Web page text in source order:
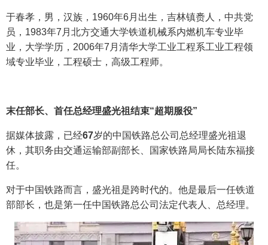
于春孝，男，汉族，1960年6月出生，吉林镇赉人，中共党
员，1983年7月北方交通大学铁道机械系内燃机车专业毕
业，大学学历，2006年7月清华大学工业工程系工业工程领
域专业毕业，工程硕士，高级工程师。
末任部长、首任总经理盛光祖结束“超期服役”
据媒体披露，已经67岁的中国铁路总公司总经理盛光祖退
休，其职务由交通运输部副部长、国家铁路局局长陆东福接
任。
对于中国铁路而言，盛光祖是跨时代的。他是最后一任铁道
部部长，也是第一任中国铁路总公司法定代表人、总经理。